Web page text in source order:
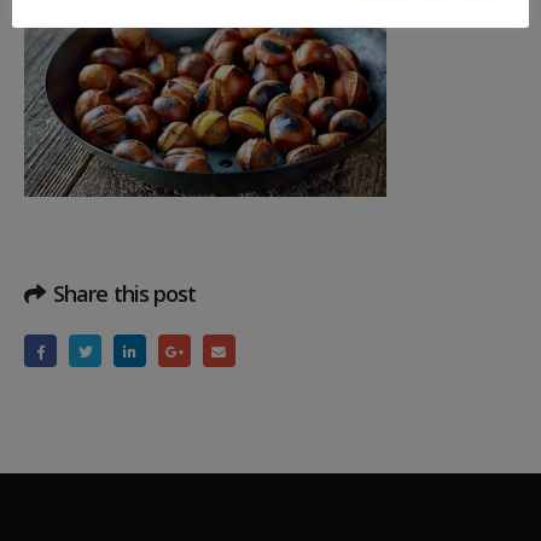
Share this post